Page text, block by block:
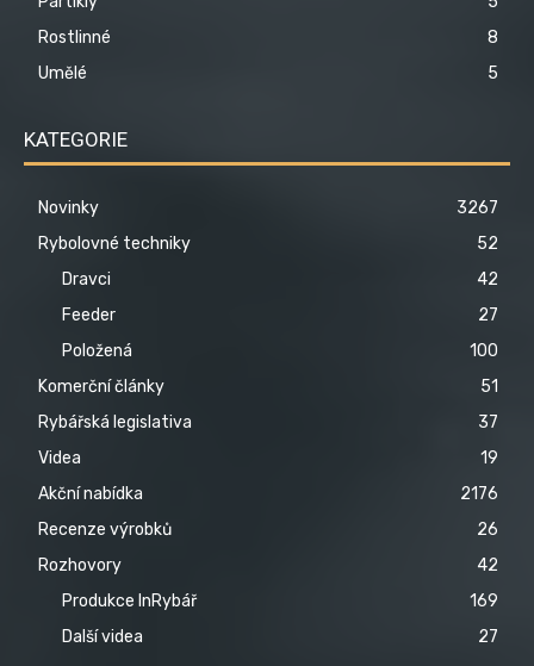
Rostlinné
8
Umělé
5
KATEGORIE
Novinky
3267
Rybolovné techniky
52
Dravci
42
Feeder
27
Položená
100
Komerční články
51
Rybářská legislativa
37
Videa
19
Akční nabídka
2176
Recenze výrobků
26
Rozhovory
42
Produkce InRybář
169
Další videa
27